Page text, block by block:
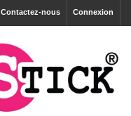
Connexion
Contactez-nous